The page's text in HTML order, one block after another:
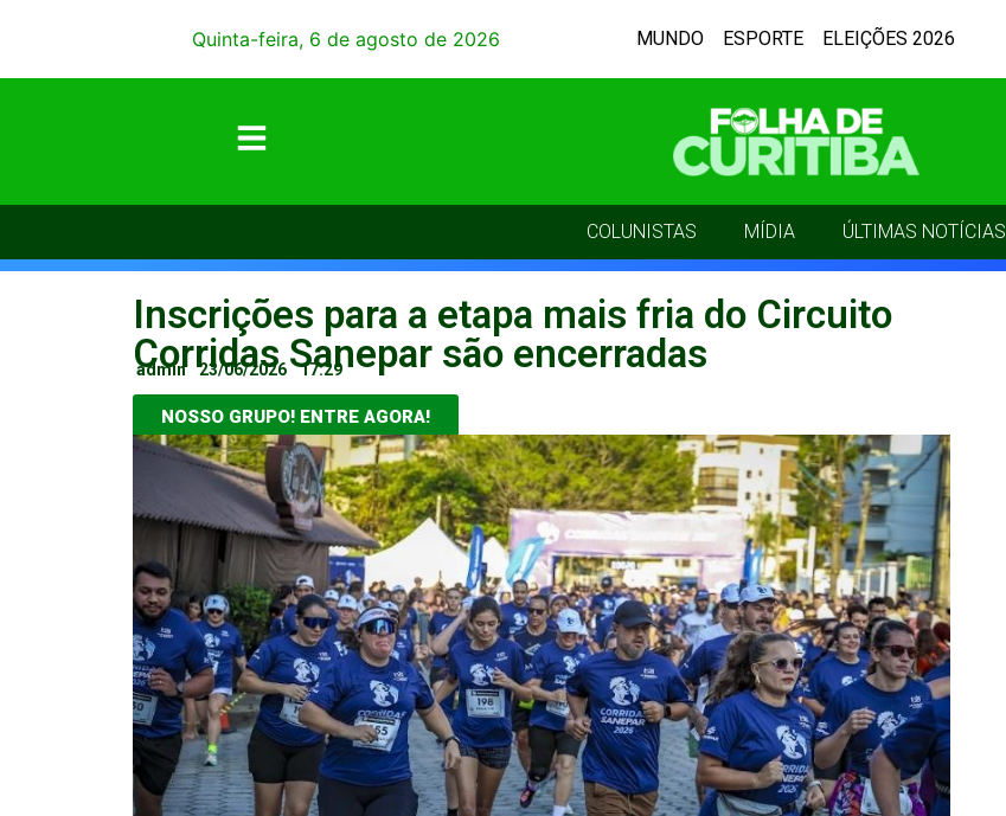
Quinta-feira, 6 de agosto de 2026 MUNDO ESPORTE ELEIÇÕES 2026
COLUNISTAS MÍDIA ÚLTIMAS NOTÍCIAS
Inscrições para a etapa mais fria do Circuito
Corridas Sanepar são encerradas
admin 23/06/2026 17:29
NOSSO GRUPO! ENTRE AGORA!